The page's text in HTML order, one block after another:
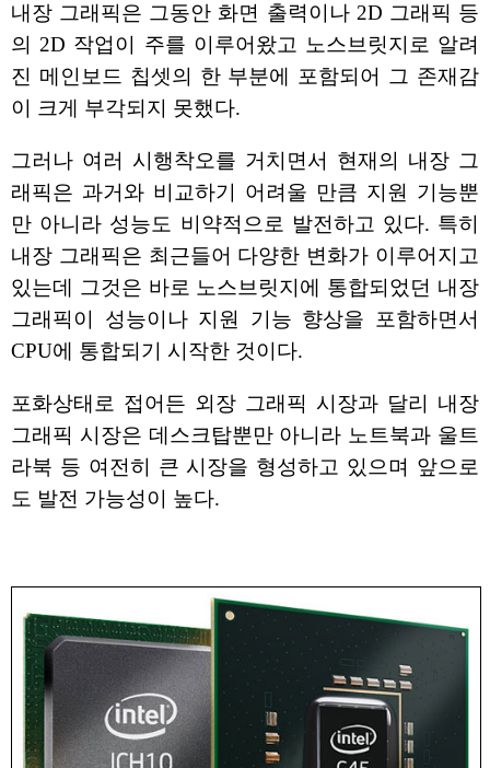
내장 그래픽은 그동안 화면 출력이나 2D 그래픽 등
의 2D 작업이 주를 이루어왔고 노스브릿지로 알려
진 메인보드 칩셋의 한 부분에 포함되어 그 존재감
이 크게 부각되지 못했다.
그러나 여러 시행착오를 거치면서 현재의 내장 그
래픽은 과거와 비교하기 어려울 만큼 지원 기능뿐
만 아니라 성능도 비약적으로 발전하고 있다. 특히
내장 그래픽은 최근들어 다양한 변화가 이루어지고
있는데 그것은 바로 노스브릿지에 통합되었던 내장
그래픽이 성능이나 지원 기능 향상을 포함하면서
CPU에 통합되기 시작한 것이다.
포화상태로 접어든 외장 그래픽 시장과 달리 내장
그래픽 시장은 데스크탑뿐만 아니라 노트북과 울트
라북 등 여전히 큰 시장을 형성하고 있으며 앞으로
도 발전 가능성이 높다.